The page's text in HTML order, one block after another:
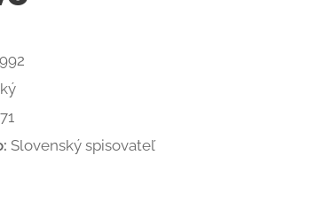
Slovenský spisovateľ